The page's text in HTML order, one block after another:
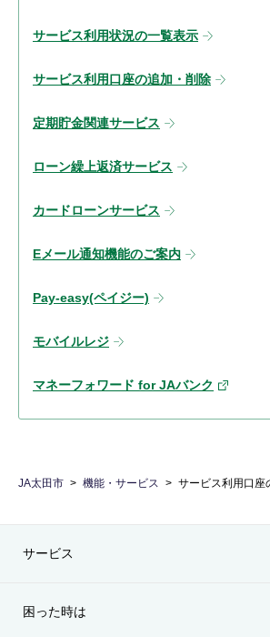
サービス利用状況の一覧表示
サービス利用口座の追加・削除
定期貯金関連サービス
ローン繰上返済サービス
カードローンサービス
Eメール通知機能のご案内
Pay-easy(ペイジー)
モバイルレジ
マネーフォワード for JAバンク
JA太田市 機能・サービス サービス利用口座
サービス
困った時は